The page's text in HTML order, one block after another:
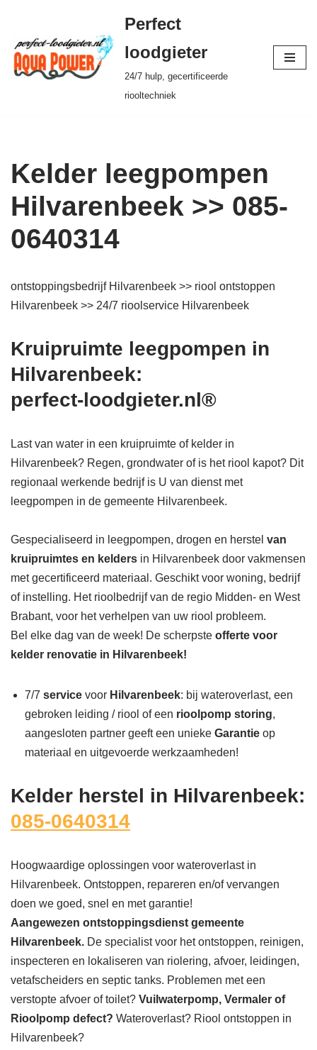
Ga
naar
de
Perfect
loodgieter
24/7 hulp, gecertificeerde
riooltechniek
Kelder leegpompen
Hilvarenbeek >> 085-
0640314
ontstoppingsbedrijf Hilvarenbeek >> riool ontstoppen
Hilvarenbeek >> 24/7 rioolservice Hilvarenbeek
Kruipruimte leegpompen in
Hilvarenbeek:
perfect-loodgieter.nl®
Last van water in een kruipruimte of kelder in
Hilvarenbeek? Regen, grondwater of is het riool kapot? Dit
regionaal werkende bedrijf is U van dienst met
leegpompen in de gemeente Hilvarenbeek.
Gespecialiseerd in leegpompen, drogen en herstel van
kruipruimtes en kelders in Hilvarenbeek door vakmensen
met gecertificeerd materiaal. Geschikt voor woning, bedrijf
of instelling. Het rioolbedrijf van de regio Midden- en West
Brabant, voor het verhelpen van uw riool probleem.
Bel elke dag van de week! De scherpste offerte voor
kelder renovatie in Hilvarenbeek!
7/7 service voor Hilvarenbeek: bij wateroverlast, een
gebroken leiding / riool of een rioolpomp storing,
aangesloten partner geeft een unieke Garantie op
materiaal en uitgevoerde werkzaamheden!
Kelder herstel in Hilvarenbeek:
085-0640314
Hoogwaardige oplossingen voor wateroverlast in
Hilvarenbeek. Ontstoppen, repareren en/of vervangen
doen we goed, snel en met garantie!
Aangewezen ontstoppingsdienst gemeente
Hilvarenbeek. De specialist voor het ontstoppen, reinigen,
inspecteren en lokaliseren van riolering, afvoer, leidingen,
vetafscheiders en septic tanks. Problemen met een
verstopte afvoer of toilet? Vuilwaterpomp, Vermaler of
Rioolpomp defect? Wateroverlast? Riool ontstoppen in
Hilvarenbeek?